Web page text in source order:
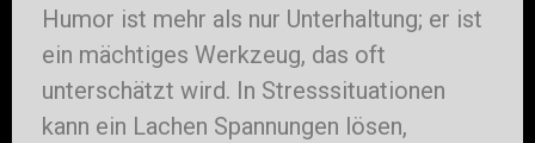
Humor ist mehr als nur Unterhaltung; er ist
ein mächtiges Werkzeug, das oft
unterschätzt wird. In Stresssituationen
kann ein Lachen Spannungen lösen,